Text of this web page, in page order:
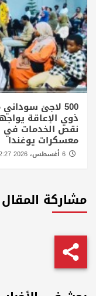
500 لاجئ
ذوي الإعاقة
نقص الخدمات في
معسكرات يوغندا
مشاركة المقال